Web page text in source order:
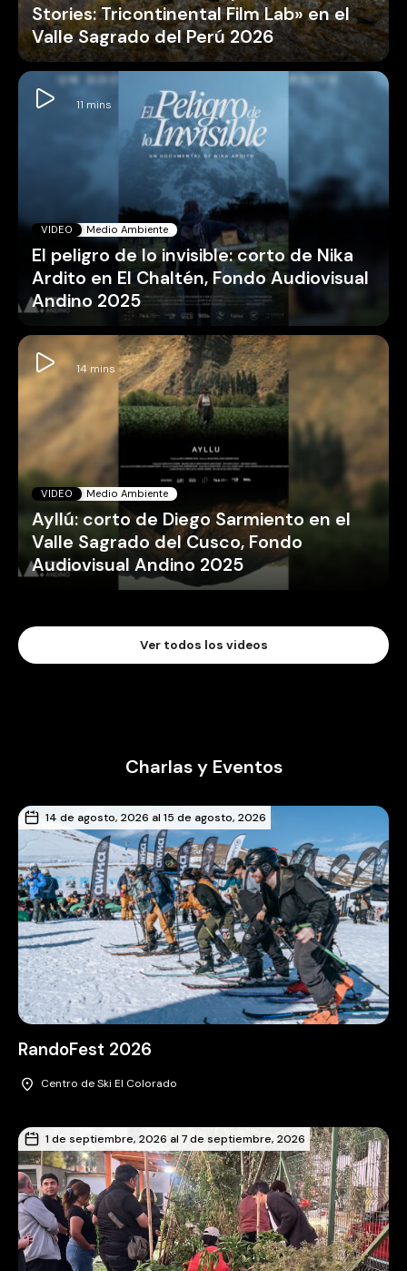
Stories: Tricontinental Film Lab» en el
Valle Sagrado del Perú 2026
VIDEO Medio Ambiente
El peligro de lo invisible: corto de Nika
Ardito en El Chaltén, Fondo Audiovisual
Andino 2025
VIDEO Medio Ambiente
Ayllú: corto de Diego Sarmiento en el
Valle Sagrado del Cusco, Fondo
Audiovisual Andino 2025
Ver todos los videos
Charlas y Eventos
14 de agosto, 2026 al 15 de agosto, 2026
RandoFest 2026
Centro de Ski El Colorado
1 de septiembre, 2026 al 7 de septiembre, 2026